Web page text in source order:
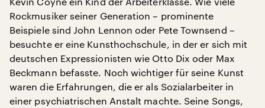
Rockmusiker seiner Generation – prominente
Beispiele sind John Lennon oder Pete Townsend –
besuchte er eine Kunsthochschule, in der er sich mit
deutschen Expressionisten wie Otto Dix oder Max
Beckmann befasste. Noch wichtiger für seine Kunst
waren die Erfahrungen, die er als Sozialarbeiter in
einer psychiatrischen Anstalt machte. Seine Songs,